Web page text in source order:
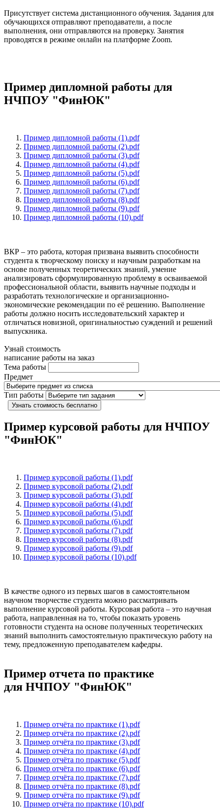
Присутствует система дистанционного обучения. Задания для
обучающихся отправляют преподаватели, а после
выполнения, они отправляются на проверку. Занятия
проводятся в режиме онлайн на платформе Zoom.
Пример дипломной работы для
НЧПОУ "ФинЮК"
Пример дипломной работы (1).pdf
Пример дипломной работы (2).pdf
Пример дипломной работы (3).pdf
Пример дипломной работы (4).pdf
Пример дипломной работы (5).pdf
Пример дипломной работы (6).pdf
Пример дипломной работы (7).pdf
Пример дипломной работы (8).pdf
Пример дипломной работы (9).pdf
Пример дипломной работы (10).pdf
ВКР – это работа, которая призвана выявить способности
студента к творческому поиску и научным разработкам на
основе полученных теоретических знаний, умение
анализировать сформулированную проблему в осваиваемой
профессиональной области, выявить научные подходы и
разработать технологические и организационно-
экономические рекомендации по её решению. Выполнение
работы должно носить исследовательский характер и
отличаться новизной, оригинальностью суждений и решений
выпускника.
Узнай стоимость
написание работы на заказ
Тема работы
Предмет
Тип работы
Узнать стоимость бесплатно
Пример курсовой работы для НЧПОУ
"ФинЮК"
Пример курсовой работы (1).pdf
Пример курсовой работы (2).pdf
Пример курсовой работы (3).pdf
Пример курсовой работы (4).pdf
Пример курсовой работы (5).pdf
Пример курсовой работы (6).pdf
Пример курсовой работы (7).pdf
Пример курсовой работы (8).pdf
Пример курсовой работы (9).pdf
Пример курсовой работы (10).pdf
В качестве одного из первых шагов в самостоятельном
научном творчестве студента можно рассматривать
выполнение курсовой работы. Курсовая работа – это научная
работа, направленная на то, чтобы показать уровень
готовности студента на основе полученных теоретических
знаний выполнить самостоятельную практическую работу на
тему, предложенную преподавателем кафедры.
Пример отчета по практике
для НЧПОУ "ФинЮК"
Пример отчёта по практике (1).pdf
Пример отчёта по практике (2).pdf
Пример отчёта по практике (3).pdf
Пример отчёта по практике (4).pdf
Пример отчёта по практике (5).pdf
Пример отчёта по практике (6).pdf
Пример отчёта по практике (7).pdf
Пример отчёта по практике (8).pdf
Пример отчёта по практике (9).pdf
Пример отчёта по практике (10).pdf